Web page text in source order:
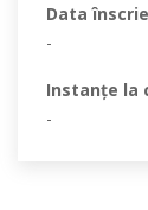
Data
-
Instanţe la
-